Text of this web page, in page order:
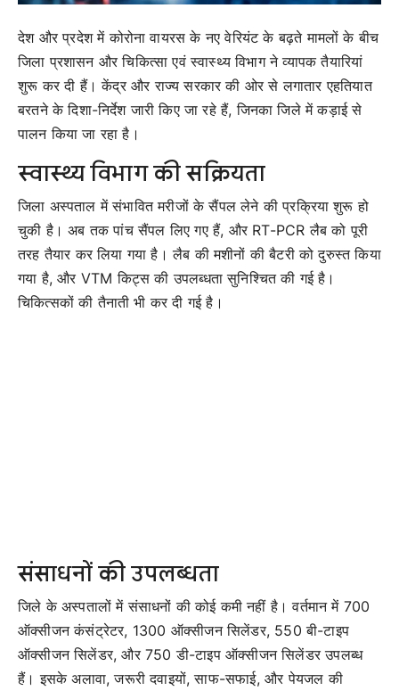
देश और प्रदेश में कोरोना वायरस के नए वेरियंट के बढ़ते मामलों के बीच
जिला प्रशासन और चिकित्सा एवं स्वास्थ्य विभाग ने व्यापक तैयारियां
शुरू कर दी हैं। केंद्र और राज्य सरकार की ओर से लगातार एहतियात
बरतने के दिशा-निर्देश जारी किए जा रहे हैं, जिनका जिले में कड़ाई से
पालन किया जा रहा है।
स्वास्थ्य विभाग की सक्रियता
जिला अस्पताल में संभावित मरीजों के सैंपल लेने की प्रक्रिया शुरू हो
चुकी है। अब तक पांच सैंपल लिए गए हैं, और RT-PCR लैब को पूरी
तरह तैयार कर लिया गया है। लैब की मशीनों की बैटरी को दुरुस्त किया
गया है, और VTM किट्स की उपलब्धता सुनिश्चित की गई है।
चिकित्सकों की तैनाती भी कर दी गई है।
संसाधनों की उपलब्धता
जिले के अस्पतालों में संसाधनों की कोई कमी नहीं है। वर्तमान में 700
ऑक्सीजन कंसंट्रेटर, 1300 ऑक्सीजन सिलेंडर, 550 बी-टाइप
ऑक्सीजन सिलेंडर, और 750 डी-टाइप ऑक्सीजन सिलेंडर उपलब्ध
हैं। इसके अलावा, जरूरी दवाइयों, साफ-सफाई, और पेयजल की